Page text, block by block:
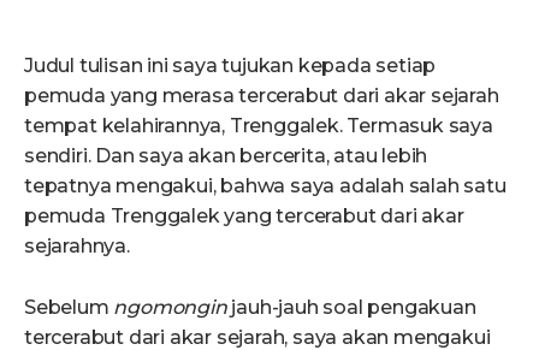
Judul tulisan ini saya tujukan kepada setiap
pemuda yang merasa tercerabut dari akar sejarah
tempat kelahirannya, Trenggalek. Termasuk saya
sendiri. Dan saya akan bercerita, atau lebih
tepatnya mengakui, bahwa saya adalah salah satu
pemuda Trenggalek yang tercerabut dari akar
sejarahnya.
Sebelum ngomonginjauh-jauh soal pengakuan
tercerabut dari akar sejarah, saya akan mengakui